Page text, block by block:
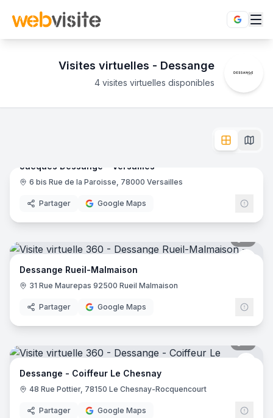
Visites virtuelles - Dessange
4 visites virtuelles disponibles
établissementsen visite
Dessange Rueil-Malmaison
Dessange - Coiffeur Le Chesnay- Le Chesnay-
Dessange - Coiffeur Annecy- Annecy
8
Jacques Dessange - Versailles
6 bis Rue de la Paroisse, 78000 Versailles
Partager Google Maps
Dessange Rueil-Malmaison
31 Rue Maurepas 92500 Rueil Malmaison
Partager Google Maps
Dessange - Coiffeur Le Chesnay
48 Rue Pottier, 78150 Le Chesnay-Rocquencourt
Partager Google Maps